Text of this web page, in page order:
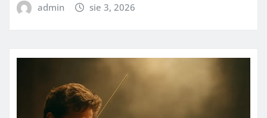
admin sie 3, 2026